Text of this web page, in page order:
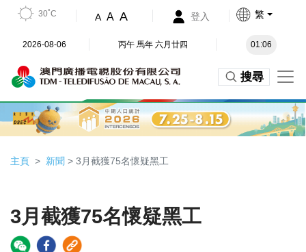
30˚C A A A 登入 繁
2026-08-06 丙午 馬年 六月廿四 01:06
搜尋
主頁 新聞 > 3月截獲75名懷疑黑工
3月截獲75名懷疑黑工